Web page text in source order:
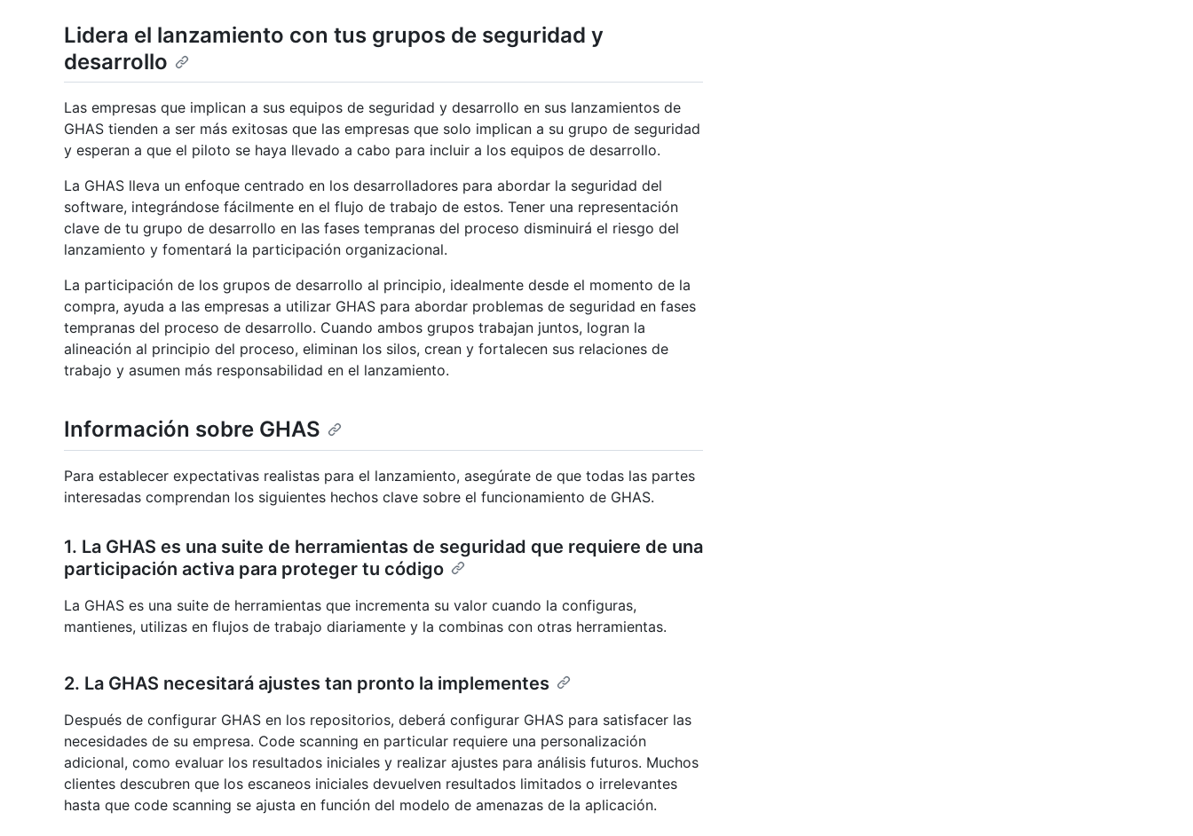
Lidera el lanzamiento con tus grupos de seguridad y
desarrollo
Las empresas que implican a sus equipos de seguridad y desarrollo en sus lanzamientos de
GHAS tienden a ser más exitosas que las empresas que solo implican a su grupo de seguridad
y esperan a que el piloto se haya llevado a cabo para incluir a los equipos de desarrollo.
La GHAS lleva un enfoque centrado en los desarrolladores para abordar la seguridad del
software, integrándose fácilmente en el flujo de trabajo de estos. Tener una representación
clave de tu grupo de desarrollo en las fases tempranas del proceso disminuirá el riesgo del
lanzamiento y fomentará la participación organizacional.
La participación de los grupos de desarrollo al principio, idealmente desde el momento de la
compra, ayuda a las empresas a utilizar GHAS para abordar problemas de seguridad en fases
tempranas del proceso de desarrollo. Cuando ambos grupos trabajan juntos, logran la
alineación al principio del proceso, eliminan los silos, crean y fortalecen sus relaciones de
trabajo y asumen más responsabilidad en el lanzamiento.
Información sobre GHAS
Para establecer expectativas realistas para el lanzamiento, asegúrate de que todas las partes
interesadas comprendan los siguientes hechos clave sobre el funcionamiento de GHAS.
1. La GHAS es una suite de herramientas de seguridad que requiere de una
participación activa para proteger tu código
La GHAS es una suite de herramientas que incrementa su valor cuando la configuras,
mantienes, utilizas en flujos de trabajo diariamente y la combinas con otras herramientas.
2. La GHAS necesitará ajustes tan pronto la implementes
Después de configurar GHAS en los repositorios, deberá configurar GHAS para satisfacer las
necesidades de su empresa. Code scanning en particular requiere una personalización
adicional, como evaluar los resultados iniciales y realizar ajustes para análisis futuros. Muchos
clientes descubren que los escaneos iniciales devuelven resultados limitados o irrelevantes
hasta que code scanning se ajusta en función del modelo de amenazas de la aplicación.